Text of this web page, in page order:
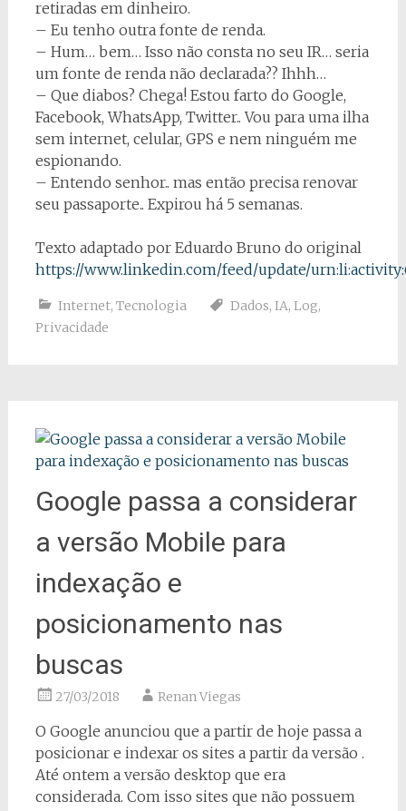
retiradas em dinheiro.
– Eu tenho outra fonte de renda.
– Hum… bem… Isso não consta no seu IR… seria
um fonte de renda não declarada?? Ihhh…
– Que diabos? Chega! Estou farto do Google,
Facebook, WhatsApp, Twitter.. Vou para uma ilha
sem internet, celular, GPS e nem ninguém me
espionando.
– Entendo senhor.. mas então precisa renovar
seu passaporte.. Expirou há 5 semanas.
Texto adaptado por Eduardo Bruno do original
https://www.linkedin.com/feed/update/
Internet, Tecnologia Dados, IA, Log,
Privacidade
Google passa a considerar
a versão Mobile para
indexação e
posicionamento nas
buscas
27/03/2018 Renan Viegas
O Google anunciou que a partir de hoje passa a
posicionar e indexar os sites a partir da versão .
Até ontem a versão desktop que era
considerada. Com isso sites que não possuem